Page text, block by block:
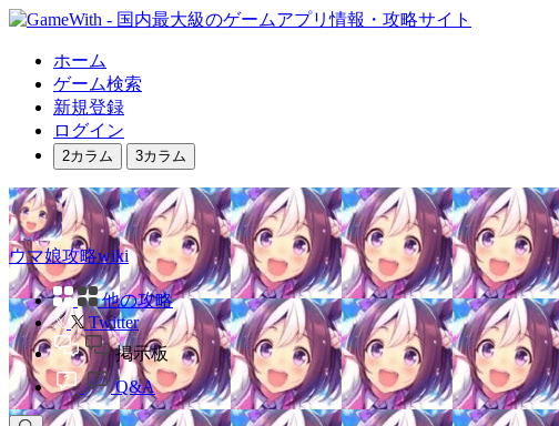
ホーム
ゲーム検索
新規登録
ログイン
2カラム 3カラム
ウマ娘攻略wiki
他の攻略
Twitter
掲示板
Q&A